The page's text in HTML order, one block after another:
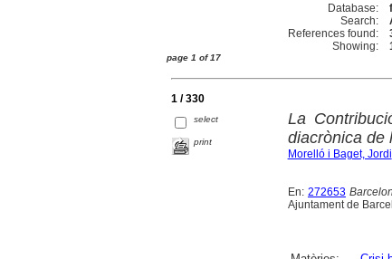
Database:
Search:
References found:
Showing:
page 1 of 17
1 / 330
select
print
La
diacrònica de
Morelló i Baget, Jordi
En: 272653
Ajuntament de